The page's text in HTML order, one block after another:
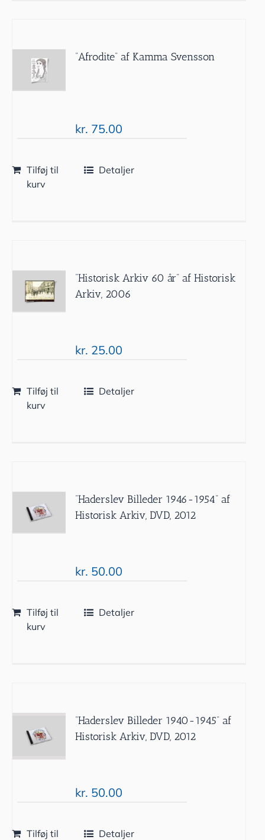
”Afrodite” af Kamma Svensson
kr. 75.00
Tilføj til
kurv
Detaljer
”Historisk Arkiv 60 år” af Historisk
Arkiv, 2006
kr. 25.00
Tilføj til
kurv
Detaljer
”Haderslev Billeder 1946-1954” af
Historisk Arkiv, DVD, 2012
kr. 50.00
Tilføj til
kurv
Detaljer
”Haderslev Billeder 1940-1945” af
Historisk Arkiv, DVD, 2012
kr. 50.00
Tilføj til
Detaljer